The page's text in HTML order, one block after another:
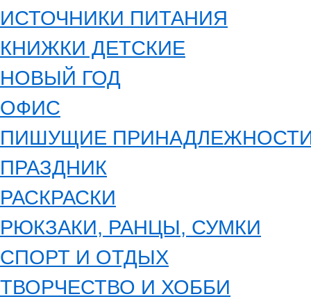
ИСТОЧНИКИ ПИТАНИЯ
КНИЖКИ ДЕТСКИЕ
НОВЫЙ ГОД
ОФИС
ПИШУЩИЕ
ПРАЗДНИК
РАСКРАСКИ
РЮКЗАКИ, РАНЦЫ, СУМКИ
СПОРТ И ОТДЫХ
ТВОРЧЕСТВО И ХОББИ